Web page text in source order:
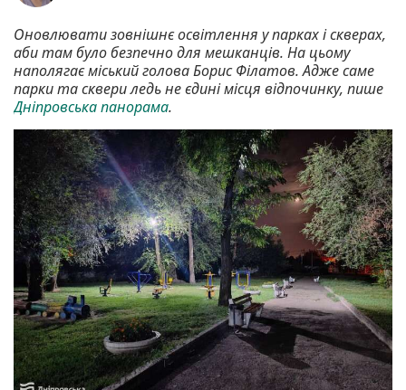
Оновлювати зовнішнє освітлення у парках і скверах,
аби там було безпечно для мешканців. На цьому
наполягає міський голова Борис Філатов. Адже саме
парки та сквери ледь не єдині місця відпочинку, пише
Дніпровська панорама.